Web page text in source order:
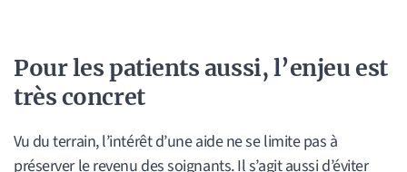
Pour les patients aussi, l’enjeu est
très concret
Vu du terrain, l’intérêt d’une aide ne se limite pas à
préserver le revenu des soignants. Il s’agit aussi d’éviter